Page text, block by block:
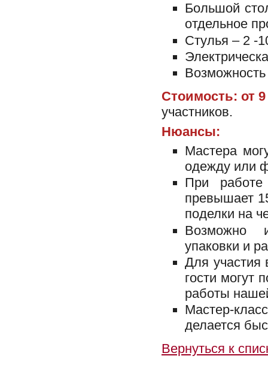
Большой
отдельное
Стулья – 2 -
Стоимость: от
участников.
Нюансы:
Мастера
одежду или
При работе
превышает
поделки на
Возможно
упаковки и
Для участия
гости могут
работы
Мастер-
делается
Вернуться к